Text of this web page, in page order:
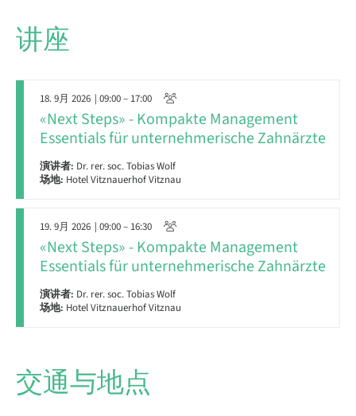
讲座
18. 9月 2026 | 09:00 – 17:00
«Next Steps» - Kompakte Management
Essentials für unternehmerische Zahnärzte
演讲者: Dr. rer. soc. Tobias Wolf
场地: Hotel Vitznauerhof Vitznau
19. 9月 2026 | 09:00 – 16:30
«Next Steps» - Kompakte Management
Essentials für unternehmerische Zahnärzte
演讲者: Dr. rer. soc. Tobias Wolf
场地: Hotel Vitznauerhof Vitznau
交通与地点